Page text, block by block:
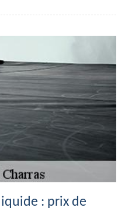
: prix de